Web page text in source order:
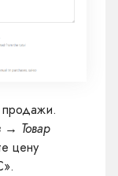
продажи.
→ Товар
цену